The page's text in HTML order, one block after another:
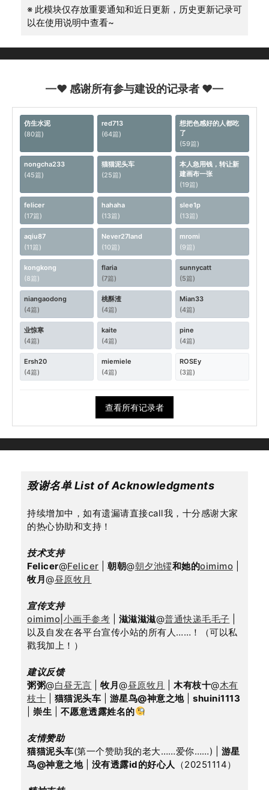
※ 此模块仅存放重要通知和近日更新，历史更新记录可
以在使用说明中查看~
—♥ 感谢所有参与建设的记录者 ♥—
仿生水泥
(80篇)
red713
(64篇)
想把色感好的人都吃
了
(59篇)
nongcha233
(45篇)
猫猫泥头车
(25篇)
本人急用钱，转让新
建画布一张
(19篇)
felicer
(17篇)
hahaha
(13篇)
slee1p
(13篇)
aqiu87
(11篇)
Never27land
(10篇)
mromi
(9篇)
kongkong
(8篇)
flaria
(7篇)
sunnycatt
(5篇)
niangaodong
(4篇)
桃酥渣
(4篇)
Mian33
(4篇)
业惊寒
(4篇)
kaite
(4篇)
pine
(4篇)
Ersh20
(4篇)
miemiele
(4篇)
ROSEy
(3篇)
查看所有记录者
致谢名单 List of Acknowledgments
持续增加中，如有遗漏请直接call我，十分感谢大家
的热心协助和支持！
技术支持
Felicer@Felicer 朝朝@朝夕池镠和她的oimimo
牧月@昼原牧月
宣传支持
oimimo|小画手参考
滋滋滋滋@普通快递毛毛子
以及自发在各平台宣传小站的所有人……！（可以私
戳我加上！）
建议反馈
粥粥@白昼无言 牧月@昼原牧月 木有枝十@木有
枝十
猫猫泥头车 游星鸟@神意之地 | shuini1113
崇生 不愿意透露姓名的
友情赞助
猫猫泥头车(第一个赞助我的老大……爱你……) | 游星
鸟@神意之地 | 没有透露id的好心人 （20251114）